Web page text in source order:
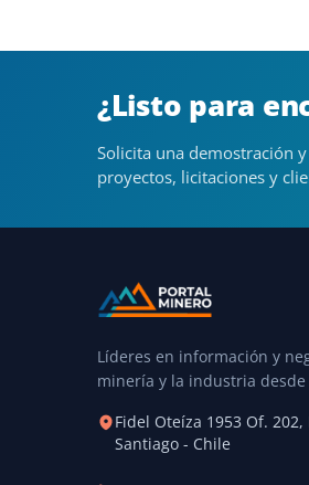
¿Listo para
Solicita una demostración
proyectos, licitaciones y
Líderes en información y
minería y la industria desde
Fidel Oteíza 1953 Of.
Santiago - Chile